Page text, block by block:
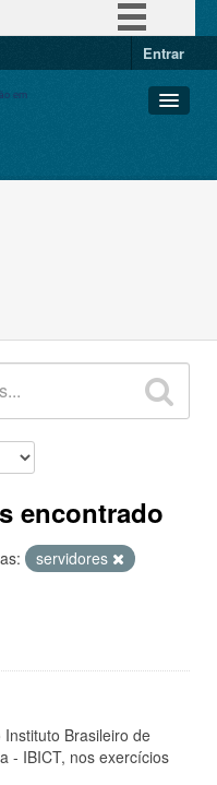
Entrar
encontrado
servidores
Brasileiro de
- IBICT, nos exercícios